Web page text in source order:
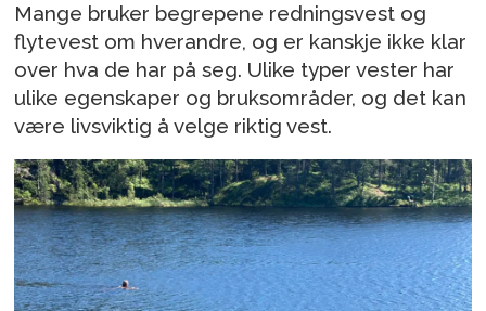
Mange bruker begrepene redningsvest og
flytevest om hverandre, og er kanskje ikke klar
over hva de har på seg. Ulike typer vester har
ulike egenskaper og bruksområder, og det kan
være livsviktig å velge riktig vest.